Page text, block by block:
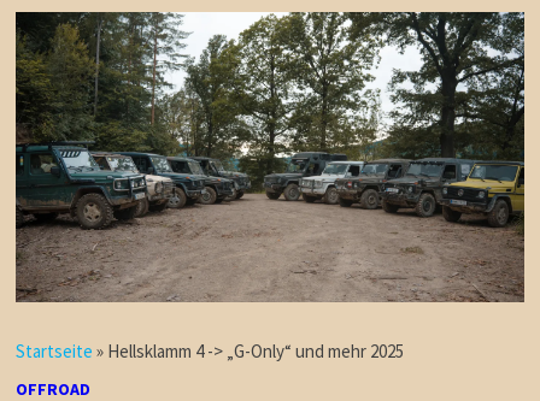
Startseite » Hellsklamm 4 -> „G-Only“ und mehr 2025
OFFROAD